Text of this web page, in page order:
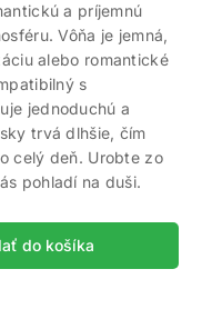
a príjemnú
Vôňa je jemná,
alebo romantické
s
jednoduchú a
trvá dlhšie, čím
celý deň. Urobte zo
pohladí na duši.
do košíka